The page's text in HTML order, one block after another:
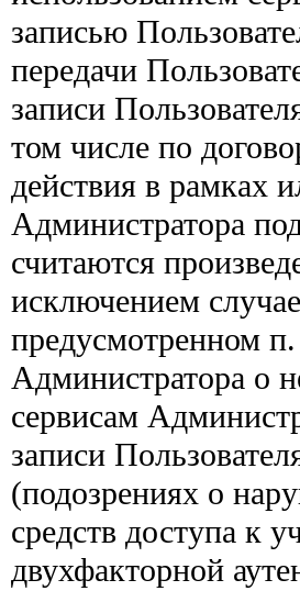
записью
передачи
записи
том числе по
действия в рамках
Администратора
считаются
исключением
предусмотренном
Администратора о
сервисам
записи
(подозрениях о
средств доступа к
двухфакторной